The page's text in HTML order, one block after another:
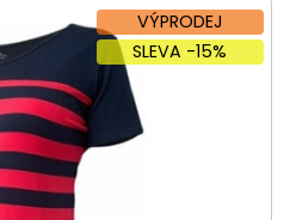
VÝPRODEJ
SLEVA -15%